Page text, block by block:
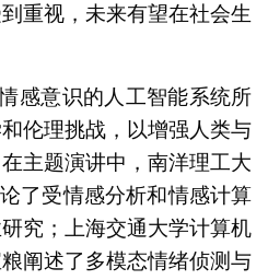
重视，未来有望在社会生
感意识的人工智能系统所
伦理挑战，以增强人类与
主题演讲中，南洋理工大
了受情感分析和情感计算
究；上海交通大学计算机
阐述了多模态情绪侦测与